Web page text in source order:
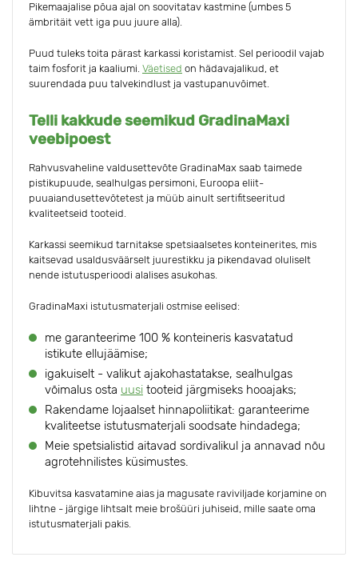
Pikemaajalise põua ajal on soovitatav kastmine (umbes 5
ämbritäit vett iga puu juure alla).
Puud tuleks toita pärast karkassi koristamist. Sel perioodil vajab
taim fosforit ja kaaliumi. Väetised on hädavajalikud, et
suurendada puu talvekindlust ja vastupanuvõimet.
Telli kakkude seemikud GradinaMaxi
veebipoest
Rahvusvaheline valdusettevõte GradinaMax saab taimede
pistikupuude, sealhulgas persimoni, Euroopa eliit-
puuaiandusettevõtetest ja müüb ainult sertifitseeritud
kvaliteetseid tooteid.
Karkassi seemikud tarnitakse spetsiaalsetes konteinerites, mis
kaitsevad usaldusväärselt juurestikku ja pikendavad oluliselt
nende istutusperioodi alalises asukohas.
GradinaMaxi istutusmaterjali ostmise eelised:
me garanteerime 100 % konteineris kasvatatud
istikute ellujäämise;
igakuiselt - valikut ajakohastatakse, sealhulgas
võimalus osta uusi tooteid järgmiseks hooajaks;
Rakendame lojaalset hinnapoliitikat: garanteerime
kvaliteetse istutusmaterjali soodsate hindadega;
Meie spetsialistid aitavad sordivalikul ja annavad nõu
agrotehnilistes küsimustes.
Kibuvitsa kasvatamine aias ja magusate raviviljade korjamine on
lihtne - järgige lihtsalt meie brošüüri juhiseid, mille saate oma
istutusmaterjali pakis.